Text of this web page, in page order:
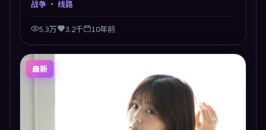
战争 · 线路
5.3万 3.2千 10年前
最新